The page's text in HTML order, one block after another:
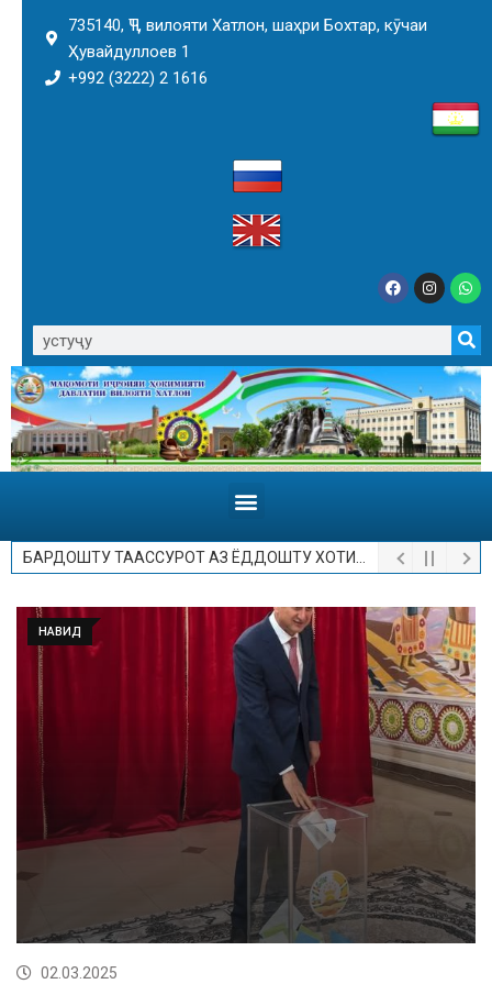
735140, ҶТ, вилояти Хатлон, шаҳри Бохтар, кӯчаи
Ҳувайдуллоев 1
+992 (3222) 2 1616
БАРДОШТУ ТААССУРОТ АЗ ЁДДОШТУ ХОТИРОТ.
НАВИД
02.03.2025